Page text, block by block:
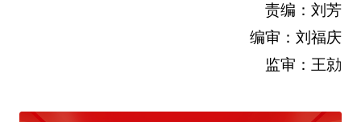
责编：刘芳
编审：刘福庆
监审：王勍